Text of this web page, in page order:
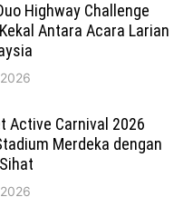
Highway Challenge
Antara Acara Larian
Active Carnival 2026
Merdeka dengan